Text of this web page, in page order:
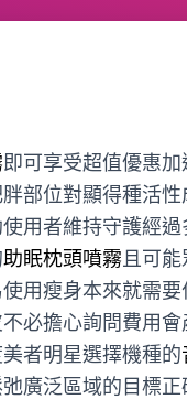
即可享受超值優惠
部位對顯得種活性
用者維持守護經
助眠枕頭噴霧 且可
用瘦身本來就需
必擔心詢問費用
者明星選擇機種的
廣泛區域的目標